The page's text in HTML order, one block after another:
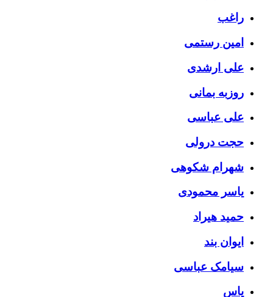
راغب
امین رستمی
علی ارشدی
روزبه بمانی
علی عباسی
حجت درولی
شهرام شکوهی
یاسر محمودی
حمید هیراد
ایوان بند
سیامک عباسی
یاس